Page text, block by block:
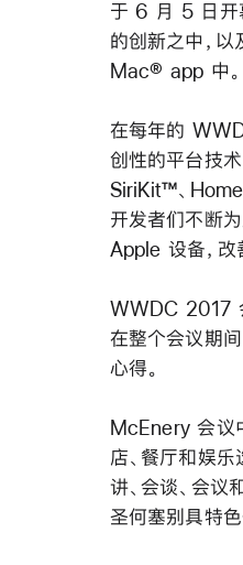
于 6 月 5 日开
的创新之中，
Mac® app 中。
在每年的
创性的平台技
SiriKit™、
开发者们不断
Apple 设备，改
WWDC 2017
在整个会议期
心得。
McEnery 会议
店、餐厅和娱
讲、会谈、会
圣何塞别具特